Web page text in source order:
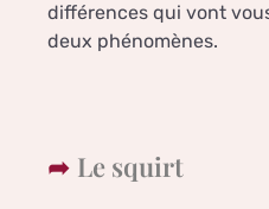
différences qui vont
deux phénomènes.
Le squirt